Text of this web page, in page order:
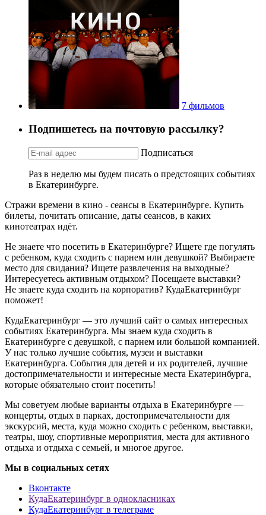
7 фильмов
Подпишетесь на почтовую рассылку?
Подписаться
Раз в неделю мы будем писать о предстоящих событиях
в Екатеринбурге.
Стражи времени в кино - сеансы в Екатеринбурге. Купить
билеты, почитать описание, даты сеансов, в каких
кинотеатрах идёт.
Не знаете что посетить в Екатеринбурге? Ищете где погулять
с ребенком, куда сходить с парнем или девушкой? Выбираете
место для свидания? Ищете развлечения на выходные?
Интересуетесь активным отдыхом? Посещаете выставки?
Не знаете куда сходить на корпоратив? КудаЕкатеринбург
поможет!
КудаЕкатеринбург — это лучший сайт о самых интересных
событиях Екатеринбурга. Мы знаем куда сходить в
Екатеринбурге с девушкой, с парнем или большой компанией.
У нас только лучшие события, музеи и выставки
Екатеринбурга. События для детей и их родителей, лучшие
достопримечательности и интересные места Екатеринбурга,
которые обязательно стоит посетить!
Мы советуем любые варианты отдыха в Екатеринбурге —
концерты, отдых в парках, достопримечательности для
экскурсий, места, куда можно сходить с ребенком, выставки,
театры, шоу, спортивные мероприятия, места для активного
отдыха и отдыха с семьей, и многое другое.
Мы в социальных сетях
Вконтакте
КудаЕкатеринбург в однокласниках
КудаЕкатеринбург в телеграме